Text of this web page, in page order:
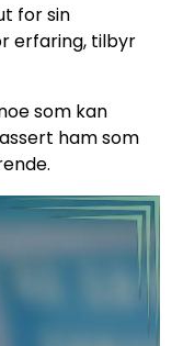
for sin
erfaring, tilbyr
som kan
ham som